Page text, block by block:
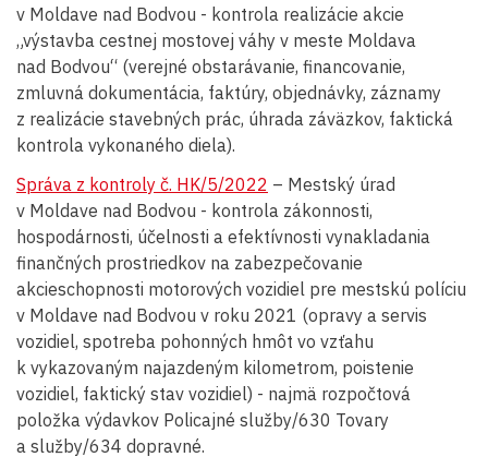
v Moldave nad Bodvou - kontrola realizácie akcie
„výstavba cestnej mostovej váhy v meste Moldava
nad Bodvou“ (verejné obstarávanie, financovanie,
zmluvná dokumentácia, faktúry, objednávky, záznamy
z realizácie stavebných prác, úhrada záväzkov, faktická
kontrola vykonaného diela).
Správa z kontroly č. HK/5/2022 – Mestský úrad
v Moldave nad Bodvou - kontrola zákonnosti,
hospodárnosti, účelnosti a efektívnosti vynakladania
finančných prostriedkov na zabezpečovanie
akcieschopnosti motorových vozidiel pre mestskú políciu
v Moldave nad Bodvou v roku 2021 (opravy a servis
vozidiel, spotreba pohonných hmôt vo vzťahu
k vykazovaným najazdeným kilometrom, poistenie
vozidiel, faktický stav vozidiel) - najmä rozpočtová
položka výdavkov Policajné služby/630 Tovary
a služby/634 dopravné.